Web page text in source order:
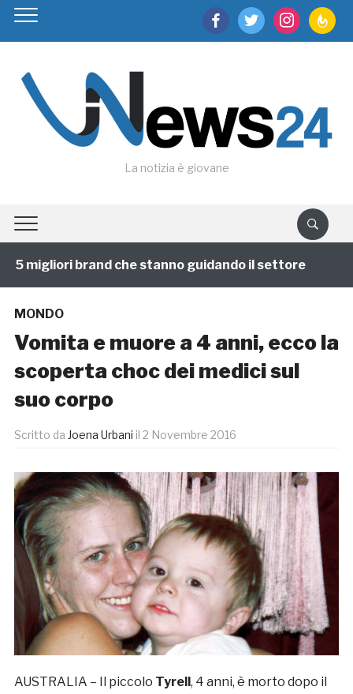
facebooktwitter instagram
La notizia è giovane
migliori brand che stanno guidando il settore
MONDO
Vomita e muore a 4 anni, ecco la
scoperta choc dei medici sul
suo corpo
Scritto da Joena Urbani il 2 Novembre 2016
AUSTRALIA – Il piccolo Tyrell, 4 anni, è morto dopo il